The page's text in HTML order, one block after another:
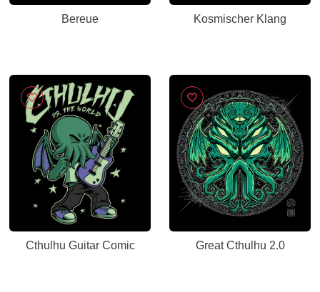
Bereue Kosmischer Klang
Cthulhu Guitar Comic Great Cthulhu 2.0